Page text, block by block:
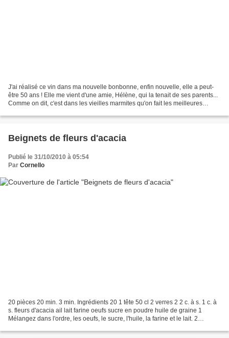
J'ai réalisé ce vin dans ma nouvelle bonbonne, enfin nouvelle, elle a peut-
être 50 ans ! Elle me vient d'une amie, Hélène, qui la tenait de ses parents...
Comme on dit, c'est dans les vieilles marmites qu'on fait les meilleures
Beignets de fleurs d'acacia
Publié le 31/10/2010 à 05:54
Par Cornello
20 pièces 20 min. 3 min. Ingrédients 20 1 tête 50 cl 2 verres 2 2 c. à s. 1 c. à
s. fleurs d'acacia ail lait farine oeufs sucre en poudre huile de graine 1
Mélangez dans l'ordre, les oeufs, le sucre, l'huile, la farine et le lait. 2